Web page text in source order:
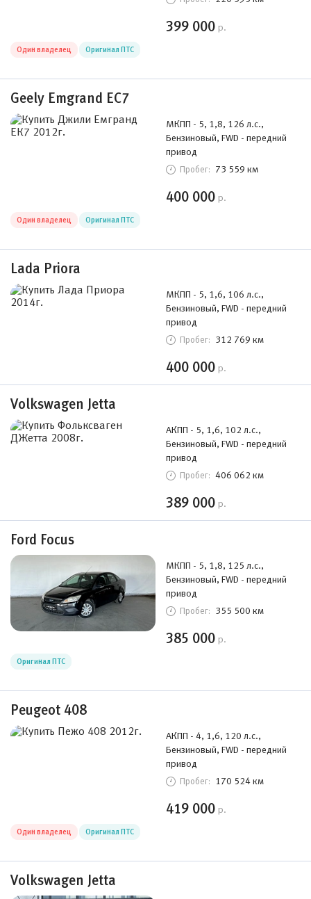
399 000 р.
Один владелец Оригинал ПТС
Geely Emgrand EC7
МКПП - 5, 1,8, 126 л.с.,
Бензиновый, FWD - передний
привод
Пробег: 73 559 км
400 000 р.
Один владелец Оригинал ПТС
Lada Priora
МКПП - 5, 1,6, 106 л.с.,
Бензиновый, FWD - передний
привод
Пробег: 312 769 км
400 000 р.
Volkswagen Jetta
АКПП - 5, 1,6, 102 л.с.,
Бензиновый, FWD - передний
привод
Пробег: 406 062 км
389 000 р.
Ford Focus
МКПП - 5, 1,8, 125 л.с.,
Бензиновый, FWD - передний
привод
Пробег: 355 500 км
385 000 р.
Оригинал ПТС
Peugeot 408
АКПП - 4, 1,6, 120 л.с.,
Бензиновый, FWD - передний
привод
Пробег: 170 524 км
419 000 р.
Один владелец Оригинал ПТС
Volkswagen Jetta